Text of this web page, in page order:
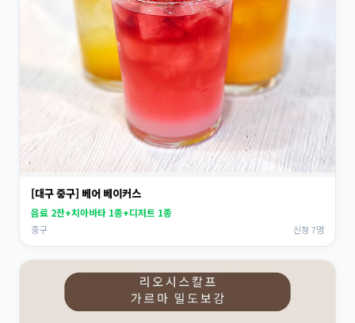
[대구 중구] 베어 베이커스
음료 2잔+치아바타 1종+디저트 1종
중구 신청 7명